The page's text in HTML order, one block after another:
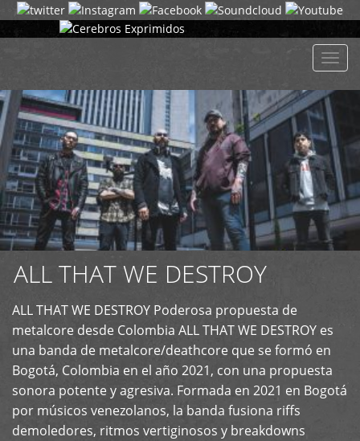
ALL THAT WE DESTROY
ALL THAT WE DESTROY Poderosa propuesta de
metalcore desde Colombia ALL THAT WE DESTROY es
una banda de metalcore/deathcore que se formó en
Bogotá, Colombia en el año 2021, con una propuesta
sonora potente y agresiva. Formada en 2021 en Bogotá
por músicos venezolanos, la banda fusiona riffs
demoledores, ritmos vertiginosos y breakdowns
+